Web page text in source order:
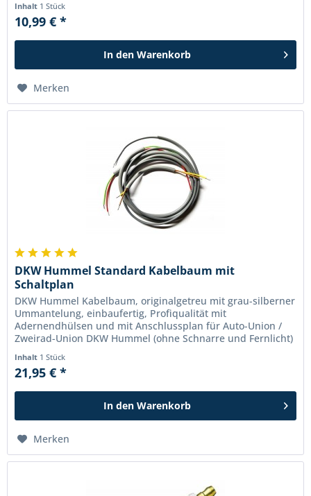
Inhalt 1 Stück
10,99 € *
In den Warenkorb
Merken
DKW Hummel Standard Kabelbaum mit
Schaltplan
DKW Hummel Kabelbaum, originalgetreu mit grau-silberner
Ummantelung, einbaufertig, Profiqualität mit
Adernendhülsen und mit Anschlussplan für Auto-Union /
Zweirad-Union DKW Hummel (ohne Schnarre und Fernlicht)
Inhalt 1 Stück
21,95 € *
In den Warenkorb
Merken